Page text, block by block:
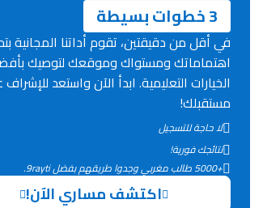
3 خطوات بسيطة
في أقل من دقيقتين، تقوم أداتنا المجانية
اهتماماتك ومستواك وموقعك لتوصيك
الخيارات التعليمية. ابدأ الآن واستعد
مستقبلك!
لا حاجة للتسجيل
نتائجك فورية!
+5000 طالب مغربي وجدوا طريقهم بفضل 9rayti.
اكتشف مساري الآن!